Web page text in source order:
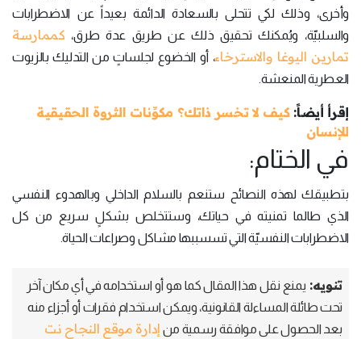
وأخرى، وذلك لكي تتحلى بالسعادة الدائمة بعيداً عن الاضطرابات
والسلبيّة، ويُمكنك تحقيق ذلك عن طريق عدة طرق، كممارسة
تمارين اليوغا والاسترخاء، أو الخضوع لجلساتٍ من التدليك بالزيوت
العطرية المنعشة.
إقرأ أيضاً:كيف لا تخسر ذاتك؟ مكوِّنات الثروة الحقيقية
للإنسان
في الختام:
بتطبيقك لهذه النصائح ستنعم بالسلام الداخلي وبالهدوء النفسي
الذي طالما تمنيته في حياتك، وستتخلص بشكلٍ سريع من كل
الاضطرابات النفسيّة التي تسسببها مشاكل وصراعات الحياة.
تنويه: يمنع نقل هذا المقال كما هو أو استخدامه في أي مكان آخر
تحت طائلة المساءلة القانونية، ويمكن استخدام فقرات أو أجزاء منه
بعد الحصول على موافقة رسمية من إدارة موقع النجاح نت